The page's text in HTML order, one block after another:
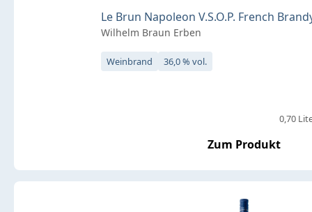
Le Brun Napoleon V.S.O.P. French
Wilhelm Braun Erben
Weinbrand 36,0 % vol.
0,70
Zum Produkt